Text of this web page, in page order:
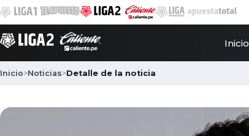
Inicio
Inicio>Noticias>Detalle de la noticia